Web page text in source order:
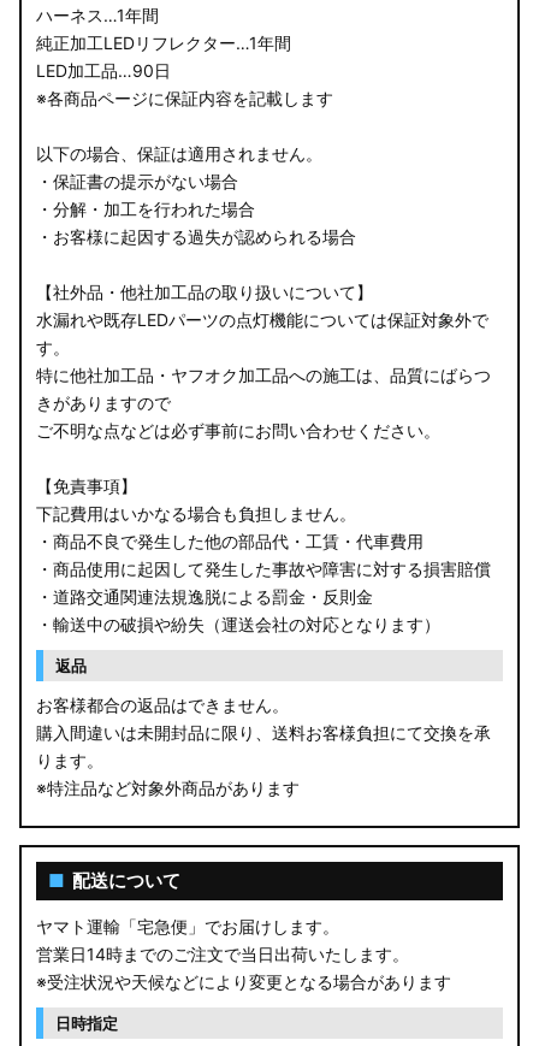
ハーネス…1年間
純正加工LEDリフレクター…1年間
LED加工品…90日
※各商品ページに保証内容を記載します
以下の場合、保証は適用されません。
・保証書の提示がない場合
・分解・加工を行われた場合
・お客様に起因する過失が認められる場合
【社外品・他社加工品の取り扱いについて】
水漏れや既存LEDパーツの点灯機能については保証対象外で
す。
特に他社加工品・ヤフオク加工品への施工は、品質にばらつ
きがありますので
ご不明な点などは必ず事前にお問い合わせください。
【免責事項】
下記費用はいかなる場合も負担しません。
・商品不良で発生した他の部品代・工賃・代車費用
・商品使用に起因して発生した事故や障害に対する損害賠償
・道路交通関連法規逸脱による罰金・反則金
・輸送中の破損や紛失（運送会社の対応となります）
返品
お客様都合の返品はできません。
購入間違いは未開封品に限り、送料お客様負担にて交換を承
ります。
※特注品など対象外商品があります
■ 配送について
ヤマト運輸「宅急便」でお届けします。
営業日14時までのご注文で当日出荷いたします。
※受注状況や天候などにより変更となる場合があります
日時指定